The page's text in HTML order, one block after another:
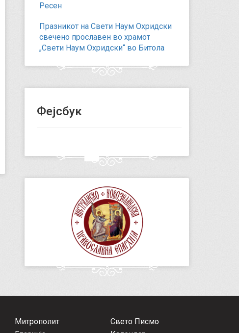
Ресен
Празникот на Свети Наум Охридски
свечено прославен во храмот
„Свети Наум Охридски“ во Битола
Фејсбук
Митрополит
Свето Писмо